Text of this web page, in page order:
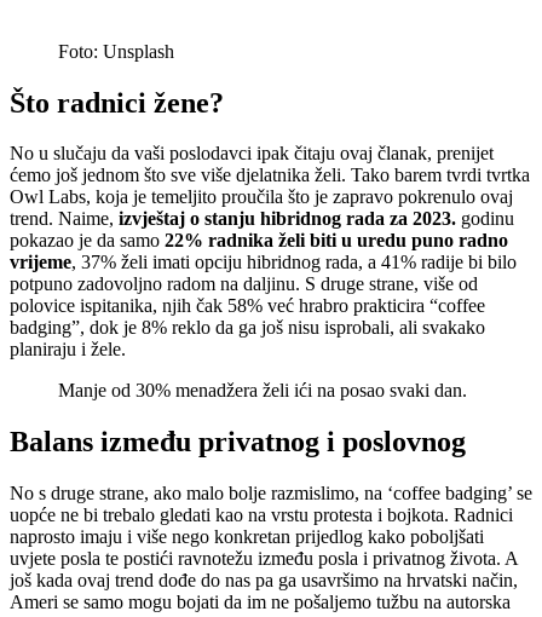
Foto: Unsplash
Što radnici žene?
No u slučaju da vaši poslodavci ipak čitaju ovaj članak, prenijet
ćemo još jednom što sve više djelatnika želi. Tako barem tvrdi tvrtka
Owl Labs, koja je temeljito proučila što je zapravo pokrenulo ovaj
trend. Naime, izvještaj o stanju hibridnog rada za 2023. godinu
pokazao je da samo 22% radnika želi biti u uredu puno radno
vrijeme, 37% želi imati opciju hibridnog rada, a 41% radije bi bilo
potpuno zadovoljno radom na daljinu. S druge strane, više od
polovice ispitanika, njih čak 58% već hrabro prakticira “coffee
badging”, dok je 8% reklo da ga još nisu isprobali, ali svakako
planiraju i žele.
Manje od 30% menadžera želi ići na posao svaki dan.
Balans između privatnog i poslovnog
No s druge strane, ako malo bolje razmislimo, na ‘coffee badging’ se
uopće ne bi trebalo gledati kao na vrstu protesta i bojkota. Radnici
naprosto imaju i više nego konkretan prijedlog kako poboljšati
uvjete posla te postići ravnotežu između posla i privatnog života. A
još kada ovaj trend dođe do nas pa ga usavršimo na hrvatski način,
Ameri se samo mogu bojati da im ne pošaljemo tužbu na autorska